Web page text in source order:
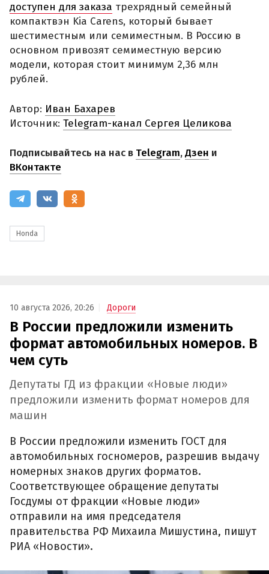
доступен для заказа трехрядный семейный
компактвэн Kia Carens, который бывает
шестиместным или семиместным. В Россию в
основном привозят семиместную версию
модели, которая стоит минимум 2,36 млн
рублей.
Автор: Иван Бахарев
Источник: Telegram-канал Сергея Целикова
Подписывайтесь на нас в Telegram,Дзен и
ВКонтакте
Honda
10 августа 2026, 20:26 Дороги
В России предложили изменить
формат автомобильных номеров. В
чем суть
Депутаты ГД из фракции «Новые люди»
предложили изменить формат номеров для
машин
В России предложили изменить ГОСТ для
автомобильных госномеров, разрешив выдачу
номерных знаков других форматов.
Соответствующее обращение депутаты
Госдумы от фракции «Новые люди»
отправили на имя председателя
правительства РФ Михаила Мишустина, пишут
РИА «Новости».